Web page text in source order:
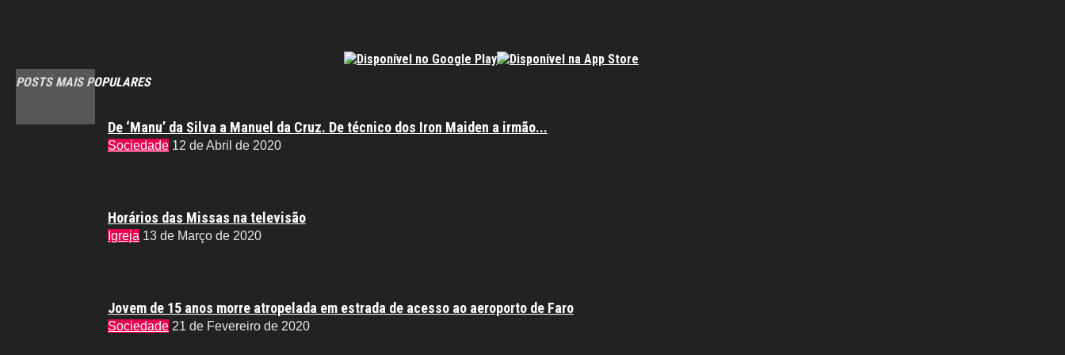
POSTS MAIS POPULARES
De ‘Manu’ da Silva a Manuel da Cruz. De técnico dos Iron Maiden a irmão...
Sociedade 12 de Abril de 2020
Horários das Missas na televisão
Igreja 13 de Março de 2020
Jovem de 15 anos morre atropelada em estrada de acesso ao aeroporto de Faro
Sociedade 21 de Fevereiro de 2020